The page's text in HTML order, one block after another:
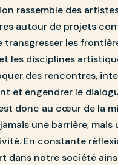
rassemble des
autour de projets
transgresser les
les disciplines
des rencontres,
et engendrer le
donc au cœur de la
une barrière,
En constante
dans notre société